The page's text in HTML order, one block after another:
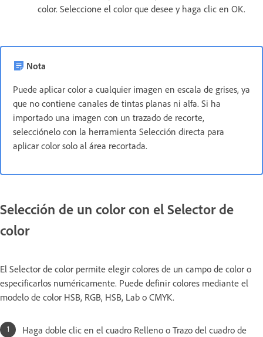
color. Seleccione el color que desee y haga clic en OK.
Nota
Puede aplicar color a cualquier imagen en escala de grises, ya
que no contiene canales de tintas planas ni alfa. Si ha
importado una imagen con un trazado de recorte,
selecciónelo con la herramienta Selección directa para
aplicar color solo al área recortada.
Selección de un color con el Selector de
color
El Selector de color permite elegir colores de un campo de color o
especificarlos numéricamente. Puede definir colores mediante el
modelo de color HSB, RGB, HSB, Lab o CMYK.
Haga doble clic en el cuadro Relleno o Trazo del cuadro de